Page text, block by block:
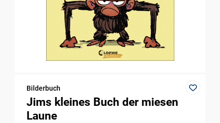
Bilderbuch
Jims kleines Buch der miesen
Laune